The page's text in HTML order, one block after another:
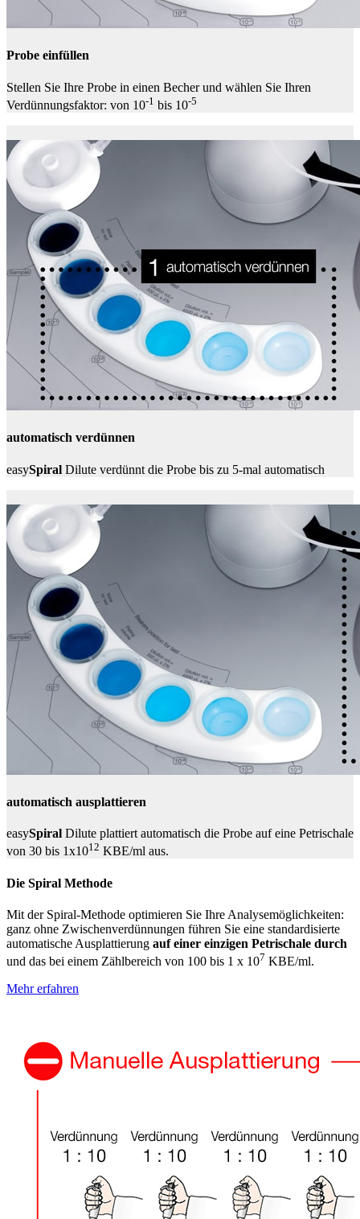
Probe einfüllen
Stellen Sie Ihre Probe in einen Becher und wählen Sie Ihren
Verdünnungsfaktor: von 10-1 bis 10-5
automatisch verdünnen
easySpiral Dilute verdünnt die Probe bis zu 5-mal automatisch
automatisch ausplattieren
easySpiral Dilute plattiert automatisch die Probe auf eine Petrischale
von 30 bis 1x1012 KBE/ml aus.
Die Spiral Methode
Mit der Spiral-Methode optimieren Sie Ihre Analysemöglichkeiten:
ganz ohne Zwischenverdünnungen führen Sie eine standardisierte
automatische Ausplattierung auf einer einzigen Petrischale durch
und das bei einem Zählbereich von 100 bis 1 x 107 KBE/ml.
Mehr erfahren